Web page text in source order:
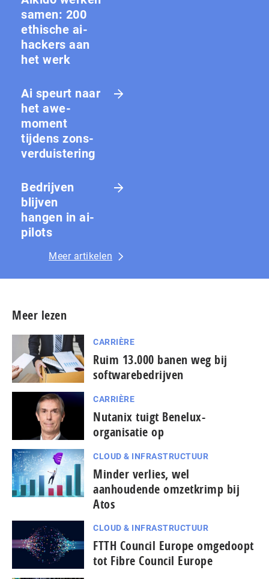
samen: 200
ethische ai-
hackers aan
het werk
Ai speurt naar
het awe-
moment
tijdens zons­
ver­duis­te­ring
Bedrijven
blijven
hangen in ai-
pilots
Meer artikelen
Meer lezen
CARRIÈRE
Ruim 13.000 banen weg bij
softwarebedrijven
CARRIÈRE
Nutanix tuigt Benelux-
organisatie op
CLOUD & INFRASTRUCTUUR
Minder verlies, wel
aanhoudende omzetkrimp bij
Atos
CLOUD & INFRASTRUCTUUR
FTTH Council Europe omgedoopt
tot Fibre Council Europe